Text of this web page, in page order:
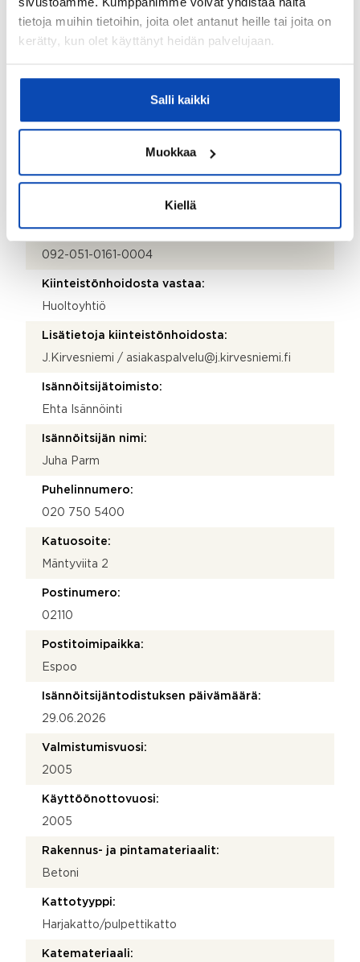
tietoja muihin tietoihin, joita olet antanut heille tai joita on
kerätty, kun olet käyttänyt heidän palvelujaan.
Salli kaikki
Muokkaa
Kiellä
Kohde myydään kalustettuna:
Ei
Taloyhtiön nimi:
Asunto Oy Vantaan Kavaljeeri
Taloyhtiön Y-tunnus:
Kiinteistötunnus:
092-051-0161-0004
Kiinteistönhoidosta vastaa:
Huoltoyhtiö
Lisätietoja kiinteistönhoidosta:
J.Kirvesniemi / asiakaspalvelu@j.kirvesniemi.fi
Isännöitsijätoimisto:
Ehta Isännöinti
Isännöitsijän nimi:
Juha Parm
Puhelinnumero:
020 750 5400
Katuosoite:
Mäntyviita 2
Postinumero:
02110
Postitoimipaikka:
Espoo
Isännöitsijäntodistuksen päivämäärä:
29.06.2026
Valmistumisvuosi:
2005
Käyttöönottovuosi:
2005
Rakennus- ja pintamateriaalit:
Betoni
Kattotyyppi:
Harjakatto/pulpettikatto
Katemateriaali: